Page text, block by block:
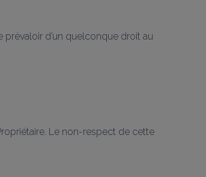
d’un quelconque droit au
Le non-respect de cette